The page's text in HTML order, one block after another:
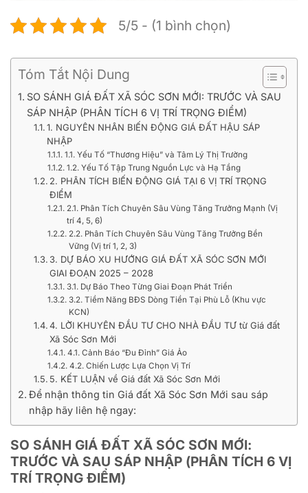
5/5 - (1 bình chọn)
Tóm Tắt Nội Dung
SO SÁNH GIÁ ĐẤT XÃ SÓC SƠN MỚI: TRƯỚC VÀ SAU
SÁP NHẬP (PHÂN TÍCH 6 VỊ TRÍ TRỌNG ĐIỂM)
1. NGUYÊN NHÂN BIẾN ĐỘNG GIÁ ĐẤT HẬU SÁP
NHẬP
1.1. Yếu Tố “Thương Hiệu” và Tâm Lý Thị Trường
1.2. Yếu Tố Tập Trung Nguồn Lực và Hạ Tầng
2. PHÂN TÍCH BIẾN ĐỘNG GIÁ TẠI 6 VỊ TRÍ TRỌNG
ĐIỂM
2.1. Phân Tích Chuyên Sâu Vùng Tăng Trưởng Mạnh (Vị
trí 4, 5, 6)
2.2. Phân Tích Chuyên Sâu Vùng Tăng Trưởng Bền
Vững (Vị trí 1, 2, 3)
3. DỰ BÁO XU HƯỚNG GIÁ ĐẤT XÃ SÓC SƠN MỚI
GIAI ĐOẠN 2025 – 2028
3.1. Dự Báo Theo Từng Giai Đoạn Phát Triển
3.2. Tiềm Năng BĐS Dòng Tiền Tại Phù Lỗ (Khu vực
KCN)
4. LỜI KHUYÊN ĐẦU TƯ CHO NHÀ ĐẦU TƯ từ Giá đất
Xã Sóc Sơn Mới
4.1. Cảnh Báo “Đu Đỉnh” Giá Ảo
4.2. Chiến Lược Lựa Chọn Vị Trí
5. KẾT LUẬN về Giá đất Xã Sóc Sơn Mới
Để nhận thông tin Giá đất Xã Sóc Sơn Mới sau sáp
nhập hãy liên hệ ngay:
SO SÁNH GIÁ ĐẤT XÃ SÓC SƠN MỚI:
TRƯỚC VÀ SAU SÁP NHẬP (PHÂN TÍCH 6 VỊ
TRÍ TRỌNG ĐIỂM)